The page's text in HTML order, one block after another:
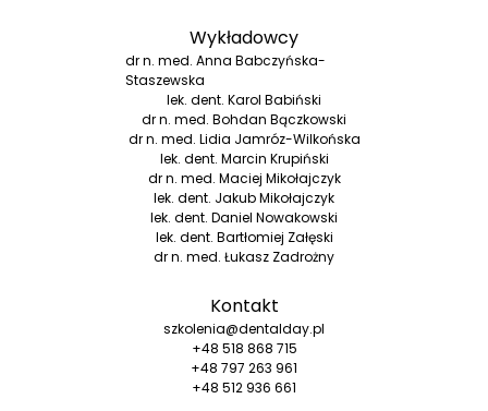
Wykładowcy
dr n. med. Anna Babczyńska-
Staszewska
lek. dent. Karol Babiński
dr n. med. Bohdan Bączkowski
dr n. med. Lidia Jamróz-Wilkońska
lek. dent. Marcin Krupiński
dr n. med. Maciej Mikołajczyk
lek. dent. Jakub Mikołajczyk
lek. dent. Daniel Nowakowski
lek. dent. Bartłomiej Załęski
dr n. med. Łukasz Zadrożny
Kontakt
szkolenia@dentalday.pl
+48 518 868 715
+48 797 263 961
+48 512 936 661